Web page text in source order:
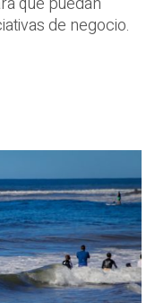
de negocio.